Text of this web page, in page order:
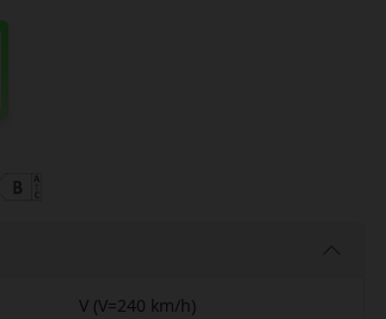
V (V=240 km/h)